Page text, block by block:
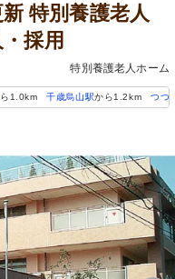
特別養護老人
採用
特別養護老人ホーム
1.0km 千歳烏山駅から1.2km つつ